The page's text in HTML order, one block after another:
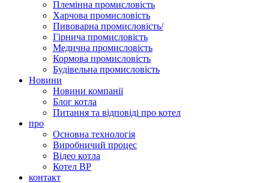
Племінна промисловість
Харчова промисловість
Пивоварна промисловість/
Гірнича промисловість
Медична промисловість
Кормова промисловість
Будівельна промисловість
Новини
Новини компанії
Блог котла
Питання та відповіді про котел
про
Основна технологія
Виробничий процес
Відео котла
Котел ВР
контакт